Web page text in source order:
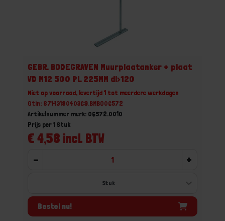
GEBR. BODEGRAVEN Muurplaatanker + plaat
VD M12 500 PL 225MM dl>120
Niet op voorraad, levertijd 1 tot meerdere werkdagen
Gtin: 8714318040369,BMBO06572
Artikelnummer merk: 06572.0010
€ 4,58 incl. BTW
Prijs per 1 Stuk
- +
Bestel nu!